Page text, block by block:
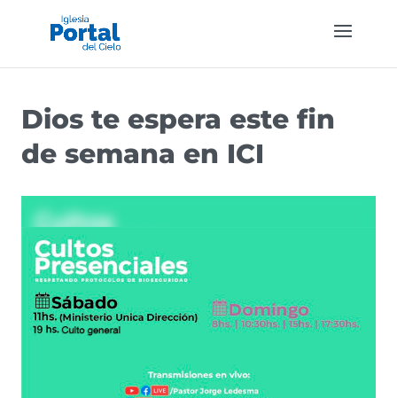
Dios te espera este fin
de semana en ICI